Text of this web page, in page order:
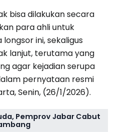
bisa dilakukan secara
para ahli untuk
ini, sekaligus
lanjut, terutama yang
agar kejadian serupa
pernyataan resmi
Senin, (26/1/2026).
Pemprov Jabar Cabut